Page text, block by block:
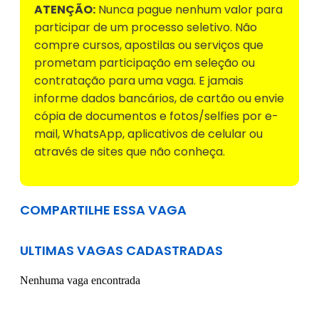
ATENÇÃO: Nunca pague nenhum valor para
participar de um processo seletivo. Não
compre cursos, apostilas ou serviços que
prometam participação em seleção ou
contratação para uma vaga. E jamais
informe dados bancários, de cartão ou envie
cópia de documentos e fotos/selfies por e-
mail, WhatsApp, aplicativos de celular ou
através de sites que não conheça.
COMPARTILHE ESSA VAGA
ULTIMAS VAGAS CADASTRADAS
Nenhuma vaga encontrada